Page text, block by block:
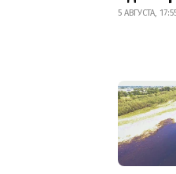
5 АВГУСТА,